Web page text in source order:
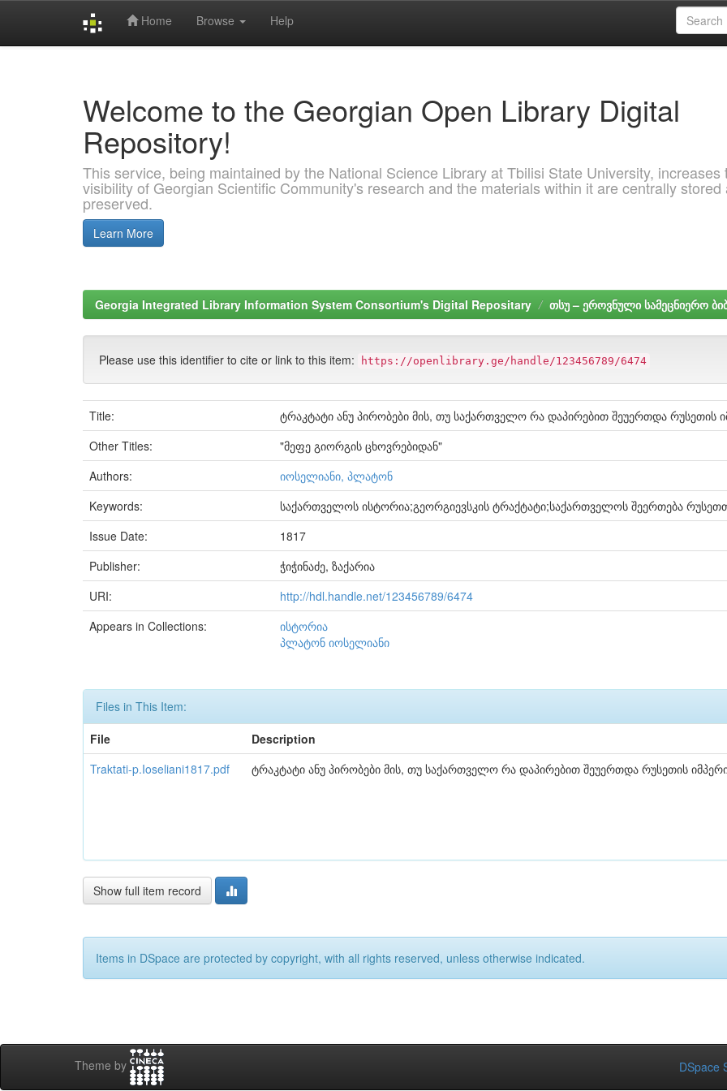
Home Browse Help
Welcome to the Georgian Open Library Digital
Repository!
This service, being maintained by the National Science Library at Tbilisi State University, increases
visibility of Georgian Scientific Community's research and the materials within it are centrally stored
preserved.
Learn More
Georgia Integrated Library Information System Consortium's Digital Repositary თსუ – ეროვნული სამეცნიერო
Please use this identifier to cite or link to this item: https://openlibrary.ge/handle/123456789/6474
Title:
ტრაკტატი ანუ პირობები მის, თუ საქართველო რა დაპირებით შეუერთდა რუსეთის
Other Titles:
"მეფე გიორგის ცხოვრებიდან"
Authors:
იოსელიანი, პლატონ
Keywords:
საქართველოს ისტორია;გეორგიევსკის ტრაქტატი;საქართველოს შეერთება
Issue Date:
1817
Publisher:
ჭიჭინაძე, ზაქარია
URI:
http://hdl.handle.net/123456789/6474
Appears in Collections:
ისტორია
პლატონ იოსელიანი
Files in This Item:
File
Description
Traktati-p.Ioseliani1817.pdf
ტრაკტატი ანუ პირობები მის, თუ საქართველო რა დაპირებით შეუერთდა რუსეთის
Show full item record
Items in DSpace are protected by copyright, with all rights reserved, unless otherwise indicated.
Theme by DSpace